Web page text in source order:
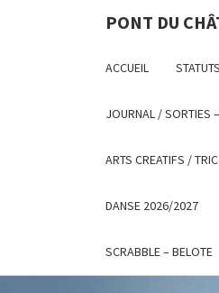
PONT DU
ACCUEIL STATUTS
JOURNAL / SORTIES
ARTS CREATIFS /
DANSE 2026/2027
SCRABBLE – BELOTE